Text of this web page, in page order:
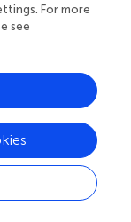
For more
see